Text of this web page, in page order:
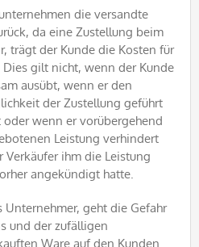
die versandte
da eine Zustellung beim
trägt der Kunde die Kosten für
gilt nicht, wenn der Kunde
ausübt, wenn er den
der Zustellung geführt
wenn er vorübergehend
Leistung verhindert
Verkäufer ihm die Leistung
angekündigt hatte.
Unternehmer, geht die Gefahr
und der zufälligen
Ware auf den Kunden